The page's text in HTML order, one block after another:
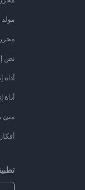
نص
منئ